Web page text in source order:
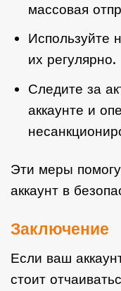
массовая
Используйте
их регулярно.
Следите за
аккаунте и
Эти меры
аккаунт в
Заключение
Если ваш
стоит